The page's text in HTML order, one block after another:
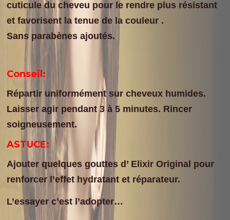
cuticule du cheveu pour le rendre plus résistant
et favorisent la tenue de la couleur .
Sans parabènes ajoutés.
Conseil:
Répartir uniformément sur cheveux humides.
Laisser agir pendant 3 à 5 minutes. Rincer
soigneusement.
ASTUCE:
Ajouter quelques gouttes d’ Elixir Original pour
renforcer l’effet hydratant et réparateur.
L’essayer c’est l’adopter…